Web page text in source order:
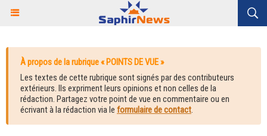
À propos de la rubrique « POINTS DE VUE »
Les textes de cette rubrique sont signés par des contributeurs
extérieurs. Ils expriment leurs opinions et non celles de la
rédaction. Partagez votre point de vue en commentaire ou en
écrivant à la rédaction via le formulaire de contact.